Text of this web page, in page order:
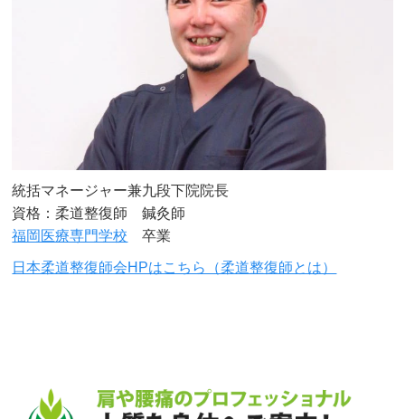
統括マネージャー兼九段下院院長
資格：柔道整復師 鍼灸師
福岡医療専門学校 卒業
日本柔道整復師会HPはこちら（柔道整復師とは）